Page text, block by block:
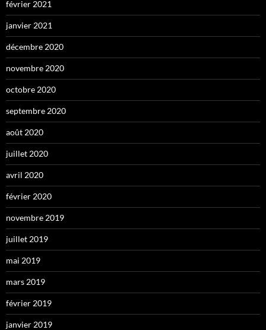
février 2021
janvier 2021
décembre 2020
novembre 2020
octobre 2020
septembre 2020
août 2020
juillet 2020
avril 2020
février 2020
novembre 2019
juillet 2019
mai 2019
mars 2019
février 2019
janvier 2019